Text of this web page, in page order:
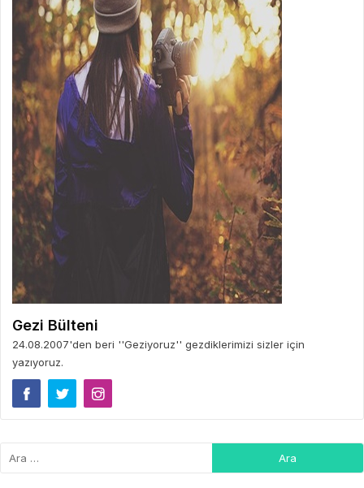
Gezi Bülteni
24.08.2007'den beri ''Geziyoruz'' gezdiklerimizi sizler için
yazıyoruz.